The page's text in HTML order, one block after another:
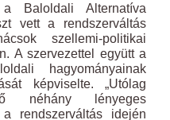
Baloldali Alternatíva
vett a rendszerváltás
szellemi-politikai
A szervezettel együtt a
hagyományainak
képviselte. „Utólag
néhány lényeges
rendszerváltás idején